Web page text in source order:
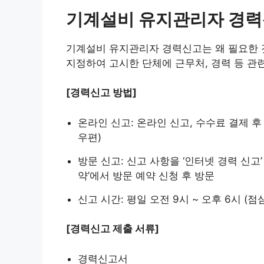
기계설비 유지관리자 경
기계설비 유지관리자 경력신고는 왜 필요
지정하여 고시한 단체에 근무처, 경력 등 관
[경력신고 방법]
온라인 신고: 온라인 신고, 수수료 결제
우편)
방문 신고: 신고 사항을 ‘인터넷 경력 신
약’에서 방문 예약 신청 후 방문
신고 시간: 평일 오전 9시 ~ 오후 6시 (점
[경력신고 제출 서류]
경력신고서